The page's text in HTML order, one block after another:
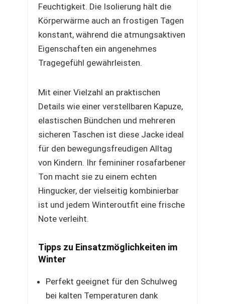
Feuchtigkeit. Die Isolierung hält die
Körperwärme auch an frostigen Tagen
konstant, während die atmungsaktiven
Eigenschaften ein angenehmes
Tragegefühl gewährleisten.
Mit einer Vielzahl an praktischen
Details wie einer verstellbaren Kapuze,
elastischen Bündchen und mehreren
sicheren Taschen ist diese Jacke ideal
für den bewegungsfreudigen Alltag
von Kindern. Ihr femininer rosafarbener
Ton macht sie zu einem echten
Hingucker, der vielseitig kombinierbar
ist und jedem Winteroutfit eine frische
Note verleiht.
Tipps zu Einsatzmöglichkeiten im
Winter
Perfekt geeignet für den Schulweg
bei kalten Temperaturen dank